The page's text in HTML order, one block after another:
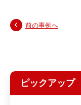
前の事例へ
ピックアップ